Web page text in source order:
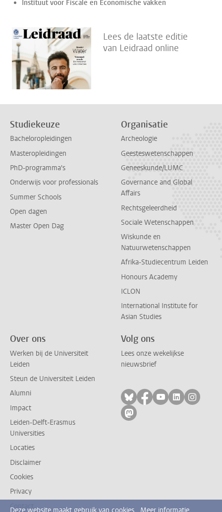
Instituut voor Fiscale en Economische vakken
Lees de laatste editie
van Leidraad online
Studiekeuze
Bacheloropleidingen
Masteropleidingen
PhD-programma's
Onderwijs voor professionals
Summer Schools
Open dagen
Master Open Dag
Organisatie
Archeologie
Geesteswetenschappen
Geneeskunde/LUMC
Governance and Global
Affairs
Rechtsgeleerdheid
Sociale Wetenschappen
Wiskunde en
Natuurwetenschappen
Afrika-Studiecentrum Leiden
Honours Academy
ICLON
International Institute for
Asian Studies
Over ons
Werken bij de Universiteit
Leiden
Steun de Universiteit Leiden
Alumni
Impact
Leiden-Delft-Erasmus
Universities
Locaties
Disclaimer
Cookies
Privacy
Contact
Volg ons
Lees onze wekelijkse
nieuwsbrief
Volg ons op bluesky
Volg ons op
Volg ons op
Volg ons
Volg
Volg ons op mastodon